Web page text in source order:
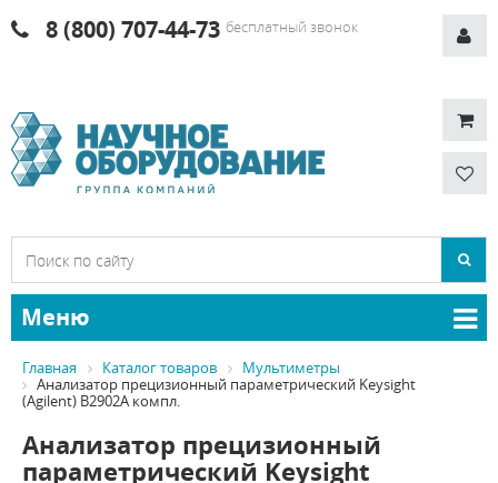
8 (800) 707-44-73 бесплатный звонок
Меню
Главная Каталог товаров
Мультиметры
Анализатор прецизионный параметрический Keysight
(Agilent) B2902A компл.
Анализатор прецизионный
параметрический Keysight